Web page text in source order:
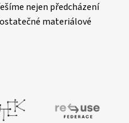
nejen předcházení
materiálové